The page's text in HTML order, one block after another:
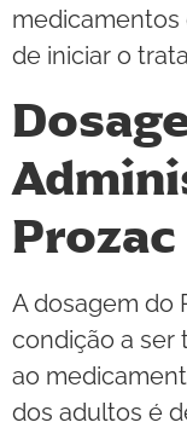
de iniciar o
Prozac
A dosagem do
condição a ser
ao
dos adultos é